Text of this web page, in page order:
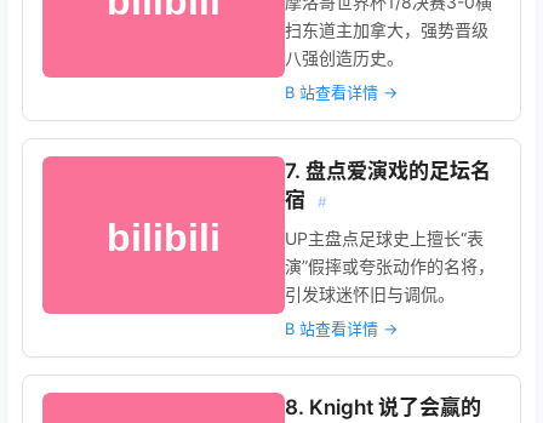
扫东道主加拿大，强势晋级
八强创造历史。
B 站查看详情 →
7. 盘点爱演戏的足坛名
宿
#
UP主盘点足球史上擅长“表
演”假摔或夸张动作的名将，
引发球迷怀旧与调侃。
B 站查看详情 →
8. Knight 说了会赢的